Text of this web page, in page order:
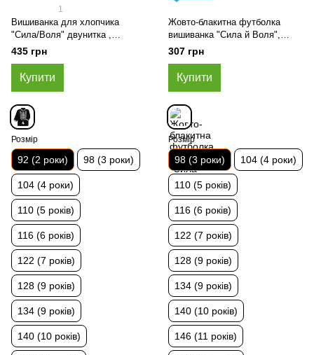
1
Вишиванка для хлопчика
"Сила/Воля" двунитка ,
Чорний, 92 (2 роки)
435 грн
Купити
Розмір
92 (2 роки) 98 (3 роки)
104 (4 роки)
110 (5 років)
116 (6 років)
122 (7 років)
128 (9 років)
134 (9 років)
140 (10 років)
Жовто-блакитна футболка
вишиванка "Сила й Воля",
Жовто-блакитний, 98 (3 роки)
307 грн
Купити
Розмір
98 (3 роки) 104 (4 роки)
110 (5 років)
116 (6 років)
122 (7 років)
128 (9 років)
134 (9 років)
140 (10 років)
146 (11 років)